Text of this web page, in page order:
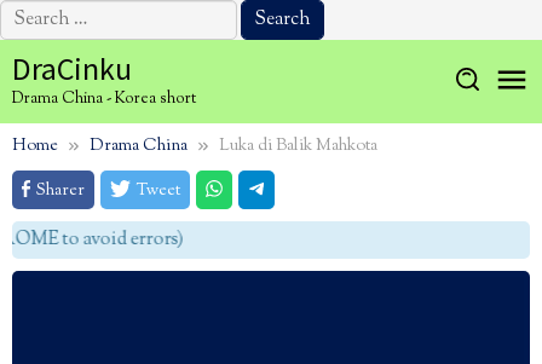
Search
for:
to
content
DraCinku
Drama China - Korea short
Home Drama China
Luka di Balik Mahkota
Sharer
Tweet
to avoid errors)